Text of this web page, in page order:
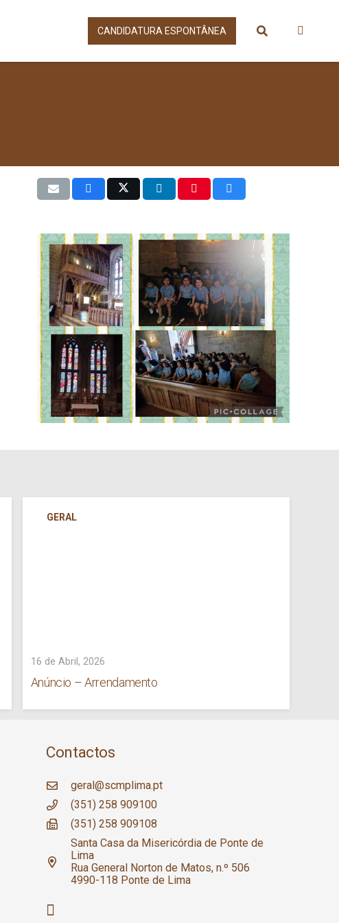
CANDIDATURA ESPONTÂNEA
GERAL
16 de Abril, 2026
Anúncio – Arrendamento
Contactos
geral@scmplima.pt
(351) 258 909100
(351) 258 909108
Santa Casa da Misericórdia de Ponte de
Lima
Rua General Norton de Matos, n.º 506
4990-118 Ponte de Lima